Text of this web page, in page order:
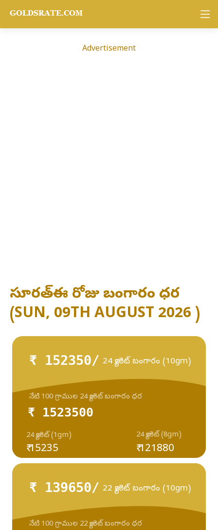
Advertisement
సూరత్ - ఈ రోజు బంగారం ధర
(SUN, 09TH AUGUST 2026 )
₹ 152350/ 24 క్యారెట్ బంగారం (10gm)
₹ 1523500
₹ 15235
24 క్యారెట్ (1gm) 24 క్యారెట్ (8gm)
నేటి 100 గ్రాముల 24 క్యారెట్ బంగారం ధర
₹ 121880
₹ 139650/ 22 క్యారెట్ బంగారం (10gm)
నేటి 100 గ్రాముల 22 క్యారెట్ బంగారం ధర